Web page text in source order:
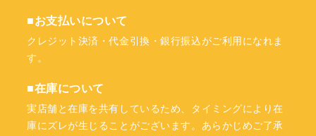
■お支払いについて
クレジット決済・代金引換・銀行振込がご利用になれま
す。
■在庫について
実店舗と在庫を共有しているため、タイミングにより在
庫にズレが生じることがございます。あらかじめご了承